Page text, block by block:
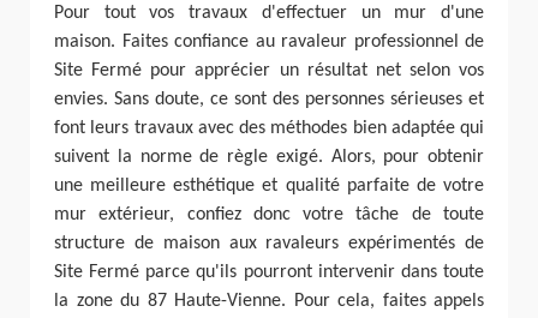
Pour tout vos travaux d'effectuer un mur d'une
maison. Faites confiance au ravaleur professionnel de
Site Fermé pour apprécier un résultat net selon vos
envies. Sans doute, ce sont des personnes sérieuses et
font leurs travaux avec des méthodes bien adaptée qui
suivent la norme de règle exigé. Alors, pour obtenir
une meilleure esthétique et qualité parfaite de votre
mur extérieur, confiez donc votre tâche de toute
structure de maison aux ravaleurs expérimentés de
Site Fermé parce qu'ils pourront intervenir dans toute
la zone du 87 Haute-Vienne. Pour cela, faites appels